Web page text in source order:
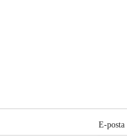
E-posta